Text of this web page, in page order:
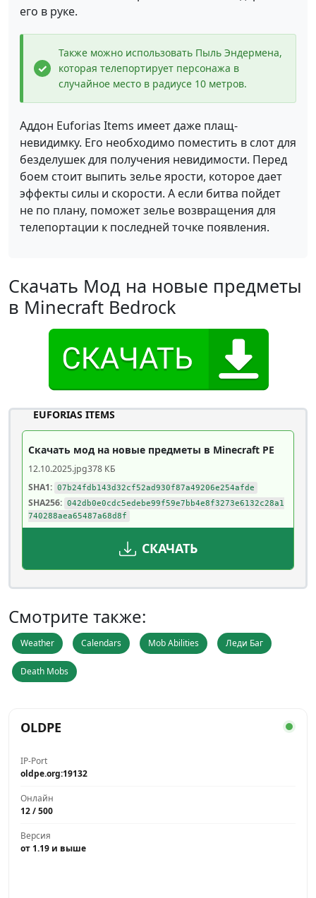
его в руке.
Также можно использовать Пыль Эндермена,
которая телепортирует персонажа в
случайное место в радиусе 10 метров.
Аддон Euforias Items имеет даже плащ-
невидимку. Его необходимо поместить в слот для
безделушек для получения невидимости. Перед
боем стоит выпить зелье ярости, которое дает
эффекты силы и скорости. А если битва пойдет
не по плану, поможет зелье возвращения для
телепортации к последней точке появления.
Скачать Мод на новые предметы
в Minecraft Bedrock
EUFORIAS ITEMS
Скачать мод на новые предметы в Minecraft PE
12.10.2025.jpg378 КБ
SHA1: 07b24fdb143d32cf52ad930f87a49206e254afde
SHA256: 042db0e0cdc5edebe99f59e7bb4e8f3273e6132c28a1
740288aea65487a68d8f
СКАЧАТЬ
Смотрите также:
Weather Calendars Mob Abilities Леди Баг
Death Mobs
OLDPE
IP-Port
oldpe.org:19132
Онлайн
12 / 500
Версия
от 1.19 и выше